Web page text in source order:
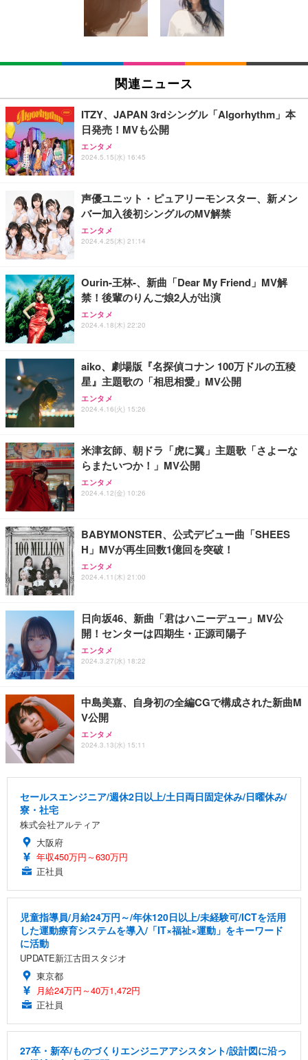
外付けHDD 2TB ポータブルハードディスク USB3.0/
2.0対応 超薄型
￥3,999
2TB/4TB 外付けハードディスク 外付け HDD テレビ
録画対応 超高速データ転送 2.5 インチ USB3.0 対応
Mac/PC/PS4/XBox 利用可能 スリム設計 携帯に便利
【Amazon.co.jp限定】【2年保証】外付けHDD 3.5
インチ 外付けハードディスク 静音 PC/Win/Mac/テ
レビ録画/デスクトップ/ラップトップ適用 (1)容量:50
【Amazon.co.jp限定】【2年保証】外付けHDD 3.5
インチ 外付けハードディスク 静音 PC/Win/Mac/テ
レビ録画/デスクトップ/ラップトップ適用 (3)容量:2T
スキー】 大容量 お得 4リットル
￥3,940
【Amazon.co.jp限定】コロナ・エキストラ Corona
ト] [ギフトBox入り]
霧島酒造 チューパック黒霧島 25度 [ 焼酎 宮崎県 18
00ml×2本 ]
アサヒ スーパードライ [缶] 135ml x 24本 [ケース販
売] [アサヒ 国産 ビール 缶 ALC 5%] LT-1226
天羽の梅 1800ml （ハイボールの元 焼酎用）[天羽飲
料製造 東京都]
GeForce RTX 5060 Ryzen 7 5700X メモリ32GB NV
Me SSD 2TB Windows 11 Home CX200M ブラック
￥222,000
TITAN GAMING 【メーカー保証1年】【850W GOL
GeForce RTX 5060 Ryzen 7 5700X メモリ32GB NV
Me SSD 2TB Windows 11 Home CX200M ホワイト
【整備済み品】Lenovo ThinkCentre M75s Gen2 Ry
zen 5 PRO 3400G メモリ16GB SSD256GB Window
s11 Pro MS Office 2021 Type-C Wi-Fi Bluetooth D
【整備済み品】 ゲーミングPC デスクトップ タワー
型 UNITCOM biz-h 10世代 Core i7-10700 - RTX 406
0 8G - 32GBメモリ - 大容量 SSD1.0TB - Windows
【整備済み品】Dell OptiPlex SFF Plus 7010 デスク
トップPC Core i5-13500 DDR4 メモリ32GB SSD51
2GB+HDD1TB MS Office 2021 DisplayPort/HDMI U
関連ニュース
ITZY、JAPAN 3rdシングル「Algorhythm」本
日発売！MVも公開
エンタメ
2024.5.15(水) 16:45
声優ユニット・ピュアリーモンスター、新メン
バー加入後初シングルのMV解禁
エンタメ
2024.4.25(木) 21:14
Ourin-王林-、新曲「Dear My Friend」MV解
禁！後輩のりんご娘2人が出演
エンタメ
2024.4.18(木) 22:20
aiko、劇場版『名探偵コナン 100万ドルの五稜
星』主題歌の「相思相愛」MV公開
エンタメ
2024.4.16(火) 15:26
米津玄師、朝ドラ「虎に翼」主題歌「さよーな
らまたいつか！」MV公開
エンタメ
2024.4.12(金) 10:26
BABYMONSTER、公式デビュー曲「SHEES
H」MVが再生回数1億回を突破！
エンタメ
2024.4.11(木) 21:00
日向坂46、新曲「君はハニーデュー」MV公
開！センターは四期生・正源司陽子
エンタメ
2024.3.27(水) 18:22
中島美嘉、自身初の全編CGで構成された新曲M
V公開
エンタメ
2024.3.13(水) 15:11
セールスエンジニア/週休2日以上/土日両日固定休み/日曜休み/
寮・社宅
株式会社アルティア
大阪府
年収450万円～630万円
正社員
児童指導員/月給24万円～/年休120日以上/未経験可/ICTを活用
した運動療育システムを導入/「IT×福祉×運動」をキーワード
に活動
UPDATE新江古田スタジオ
東京都
月給24万円～40万1,472円
正社員
27卒・新卒/ものづくりエンジニアアシスタント/設計図に沿っ